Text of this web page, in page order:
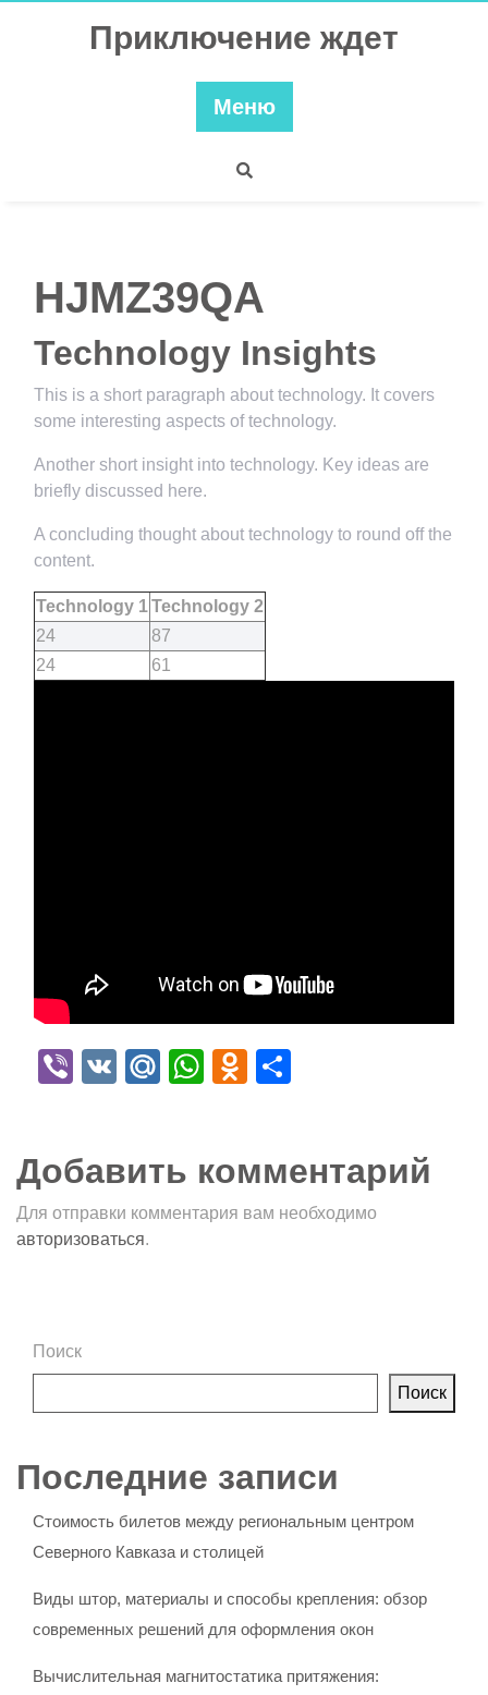
Приключение ждет
Меню
HJMZ39QA
Technology Insights
This is a short paragraph about technology. It covers
some interesting aspects of technology.
Another short insight into technology. Key ideas are
briefly discussed here.
A concluding thought about technology to round off the
content.
Technology 1Technology 2
24
87
24
61
Viber
VK Mail.Ru
WhatsApp
Odnoklassniki
Добавить комментарий
Для отправки комментария вам необходимо
авторизоваться.
Поиск
Поиск
Последние записи
Стоимость билетов между региональным центром
Северного Кавказа и столицей
Виды штор, материалы и способы крепления: обзор
современных решений для оформления окон
Вычислительная магнитостатика притяжения: